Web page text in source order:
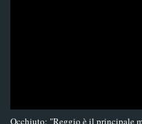
Occhiuto: "Reggio è il principale